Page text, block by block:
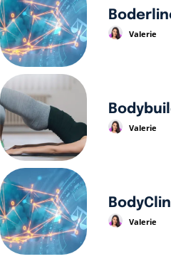
Valerie
Valerie
Valerie